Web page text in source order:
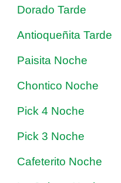
Dorado Tarde
Antioqueñita Tarde
Paisita Noche
Chontico Noche
Pick 4 Noche
Pick 3 Noche
Cafeterito Noche